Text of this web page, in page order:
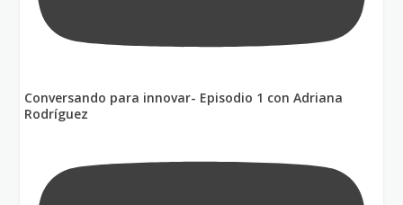
Conversando para innovar- Episodio 1 con Adriana
Rodríguez